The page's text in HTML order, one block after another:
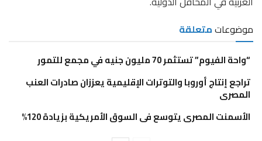
موضوعاتمتعلقة
“واحة الفيوم” تستثمر 70 مليون جنيه في مجمع للتمور
تراجع إنتاج أوروبا والتوترات الإقليمية يعززان صادرات العنب
المصرى
الأسمنت المصرى يتوسع فى السوق الأمريكية بزيادة 120%